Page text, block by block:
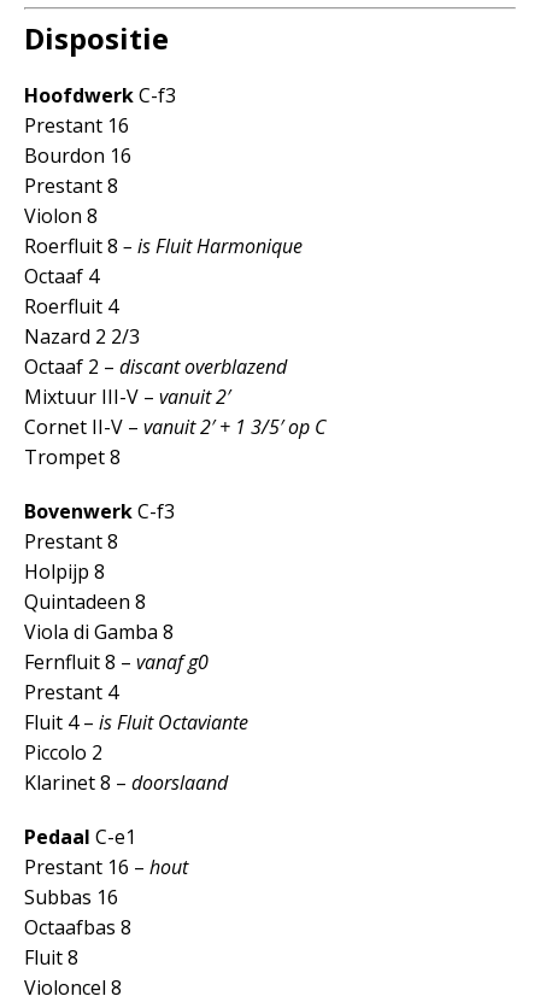
Dispositie
HoofdwerkC-f3
Prestant 16
Bourdon 16
Prestant 8
Violon 8
Roerfluit 8 – is Fluit Harmonique
Octaaf 4
Roerfluit 4
Nazard 2 2/3
Octaaf 2 – discant overblazend
Mixtuur III-V – vanuit 2′
Cornet II-V – vanuit 2′ + 1 3/5′ op C
Trompet 8
BovenwerkC-f3
Prestant 8
Holpijp 8
Quintadeen 8
Viola di Gamba 8
Fernfluit 8 – vanaf g0
Prestant 4
Fluit 4 – is Fluit Octaviante
Piccolo 2
Klarinet 8 – doorslaand
Pedaal C-e1
Prestant 16 – hout
Subbas 16
Octaafbas 8
Fluit 8
Violoncel 8